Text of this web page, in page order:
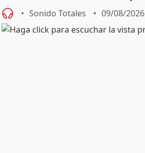
Sonido Totales 09/08/2026